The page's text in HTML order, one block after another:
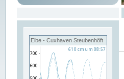
Elbe - Cuxhaven Steubenhöft